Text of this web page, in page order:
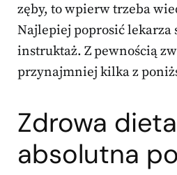
zęby, to wpierw trzeba
Najlepiej poprosić lekarza
instruktaż. Z pewnością
przynajmniej kilka z
Zdrowa
absolutna